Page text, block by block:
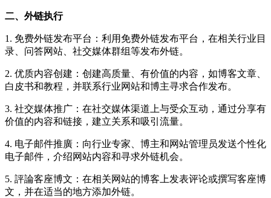
二、外链执行
1. 免费外链发布平台：利用免费外链发布平台，在相关行业目
录、问答网站、社交媒体群组等发布外链。
2. 优质内容创建：创建高质量、有价值的内容，如博客文章、
白皮书和教程，并联系行业网站和博主寻求合作发布。
3. 社交媒体推广：在社交媒体渠道上与受众互动，通过分享有
价值的内容和链接，建立关系和吸引流量。
4. 电子邮件推廣：向行业专家、博主和网站管理员发送个性化
电子邮件，介绍网站内容和寻求外链机会。
5. 評論客座博文：在相关网站的博客上发表评论或撰写客座博
文，并在适当的地方添加外链。